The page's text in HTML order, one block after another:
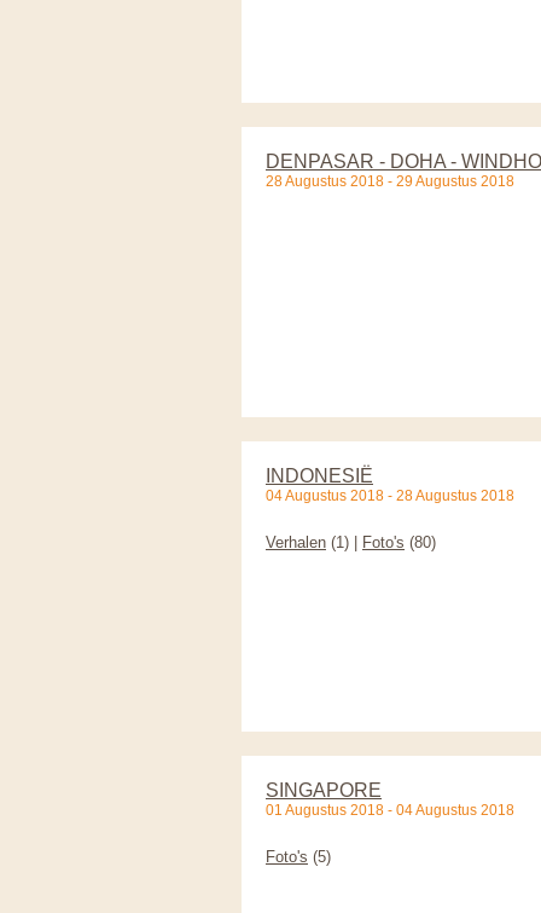
DENPASAR - DOHA -
28 Augustus 2018 - 29 Augustus 2018
INDONESIË
04 Augustus 2018 - 28 Augustus 2018
Verhalen (1) | Foto's (80)
SINGAPORE
01 Augustus 2018 - 04 Augustus 2018
Foto's (5)